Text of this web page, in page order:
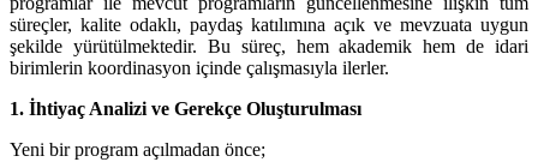
süreçler, kalite odaklı, paydaş katılımına açık ve mevzuata uygun
şekilde yürütülmektedir. Bu süreç, hem akademik hem de idari
birimlerin koordinasyon içinde çalışmasıyla ilerler.
1. İhtiyaç Analizi ve Gerekçe Oluşturulması
Yeni bir program açılmadan önce;